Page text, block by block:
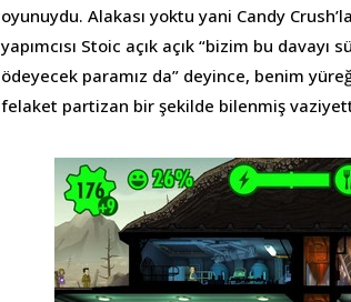
oyunuydu. Alakası yoktu yani Candy
yapımcısı Stoic açık açık “bizim bu
ödeyecek paramız da” deyince, benim
felaket partizan bir şekilde bilenmiş